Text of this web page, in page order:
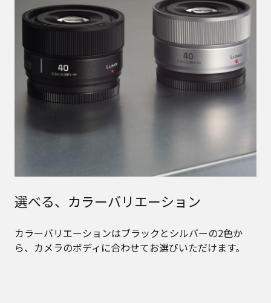
選べる、カラーバリエーション
カラーバリエーションはブラックとシルバーの2色か
ら、カメラのボディに合わせてお選びいただけます。